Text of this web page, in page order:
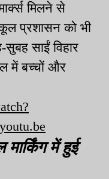
मिलने से
प्रशासन को भी
साईं विहार
में बच्चों और
में हुई